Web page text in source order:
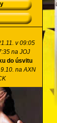
v 09:05
na JOJ
do úsvitu
na AXN